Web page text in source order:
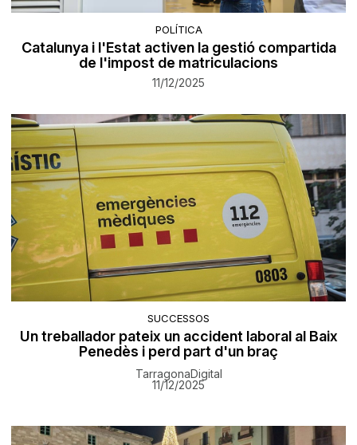
POLÍTICA
Catalunya i l'Estat activen la gestió compartida
de l'impost de matriculacions
11/12/2025
SUCCESSOS
Un treballador pateix un accident laboral al Baix
Penedès i perd part d'un braç
TarragonaDigital
11/12/2025